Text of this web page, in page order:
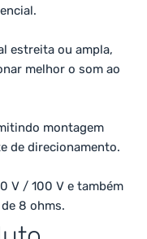
estreita ou ampla,
melhor o som ao
montagem
de direcionamento.
V / 100 V e também
8 ohms.